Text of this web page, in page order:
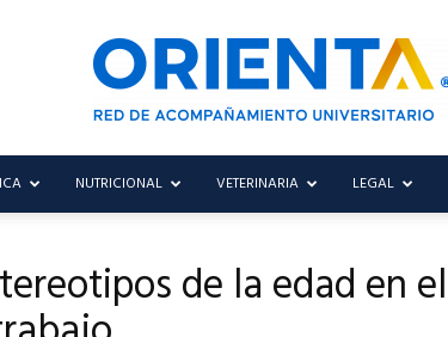
NUTRICIONAL VETERINARIA LEGAL
de la edad en el